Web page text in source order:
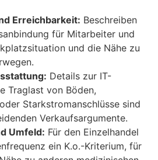
Erreichbarkeit: Beschreiben
für Mitarbeiter und
und die Nähe zu
Details zur IT-
Traglast von Böden,
Starkstromanschlüsse sind
Verkaufsargumente.
Umfeld: Für den Einzelhandel
ein K.o.-Kriterium, für